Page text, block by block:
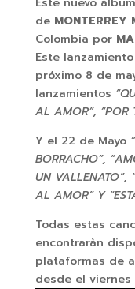
de MONTERREY
Colombia por
Este
próximo 8 de
lanzamientos
AL AMOR”, “POR
Y el 22 de Mayo
BORRACHO”,
UN VALLENATO”,
AL AMOR” Y
Todas estas
encontraràn
plataformas de
desde el viernes